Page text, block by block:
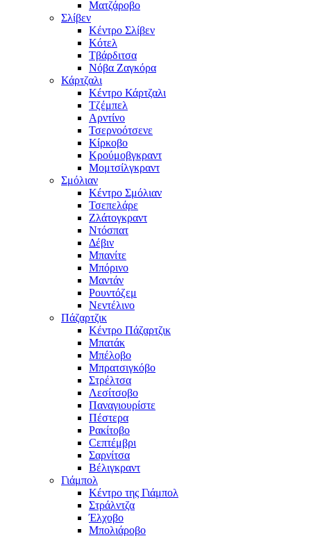
Ματζάροβο
Σλίβεν
Κέντρο Σλίβεν
Κότελ
Τβάρδιτσα
Νόβα Ζαγκόρα
Κάρτζαλι
Κέντρο Κάρτζαλι
Τζέμπελ
Αρντίνο
Τσερνοότσενε
Κίρκοβο
Κρούμοβγκραντ
Μομτσίλγκραντ
Σμόλιαν
Κέντρο Σμόλιαν
Τσεπελάρε
Ζλάτογκραντ
Ντόσπατ
Δέβιν
Μπανίτε
Μπόρινο
Μαντάν
Ρουντόζεμ
Νεντέλινο
Πάζαρτζικ
Κέντρο Πάζαρτζικ
Μπατάκ
Μπέλοβο
Μπρατσιγκόβο
Στρέλτσα
Λεσίτσοβο
Παναγιουρίστε
Πέστερα
Ρακίτοβο
Сεπτέμβρι
Σαρνίτσα
Βέλιγκραντ
Γιάμπολ
Κέντρο της Γιάμπολ
Στράλντζα
Έλχοβο
Μπολιάροβο